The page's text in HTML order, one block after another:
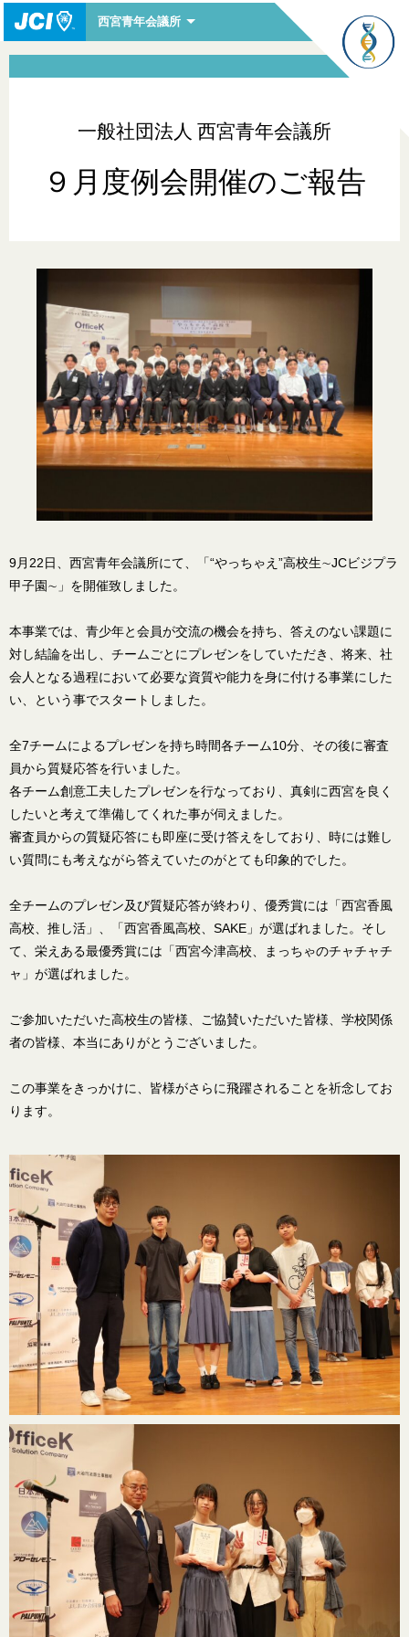
西宮青年会議所
一般社団法人 西宮青年会議所
９月度例会開催のご報告
9月22日、西宮青年会議所にて、「“やっちゃえ”高校生∼JCビジプラ
甲子園∼」を開催致しました。
本事業では、青少年と会員が交流の機会を持ち、答えのない課題に
対し結論を出し、チームごとにプレゼンをしていただき、将来、社
会人となる過程において必要な資質や能力を身に付ける事業にした
い、という事でスタートしました。
全7チームによるプレゼンを持ち時間各チーム10分、その後に審査
員から質疑応答を行いました。
各チーム創意工夫したプレゼンを行なっており、真剣に西宮を良く
したいと考えて準備してくれた事が伺えました。
審査員からの質疑応答にも即座に受け答えをしており、時には難し
い質問にも考えながら答えていたのがとても印象的でした。
全チームのプレゼン及び質疑応答が終わり、優秀賞には「西宮香風
高校、推し活」、「西宮香風高校、SAKE」が選ばれました。そし
て、栄えある最優秀賞には「西宮今津高校、まっちゃのチャチャチ
ャ」が選ばれました。
ご参加いただいた高校生の皆様、ご協賛いただいた皆様、学校関係
者の皆様、本当にありがとうございました。
この事業をきっかけに、皆様がさらに飛躍されることを祈念してお
ります。